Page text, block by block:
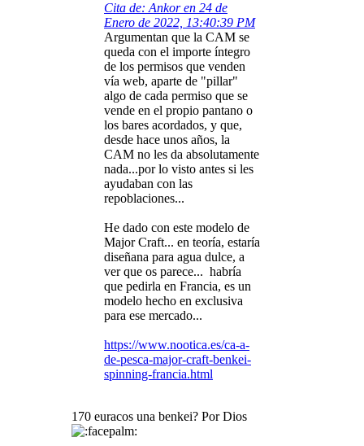
Cita de: Ankor en 24 de
Enero de 2022, 13:40:39 PM
Argumentan que la CAM se
queda con el importe íntegro
de los permisos que venden
vía web, aparte de "pillar"
algo de cada permiso que se
vende en el propio pantano o
los bares acordados, y que,
desde hace unos años, la
CAM no les da absolutamente
nada...por lo visto antes si les
ayudaban con las
repoblaciones...
He dado con este modelo de
Major Craft... en teoría, estaría
diseñana para agua dulce, a
ver que os parece... habría
que pedirla en Francia, es un
modelo hecho en exclusiva
para ese mercado...
https://www.nootica.es/ca-a-
de-pesca-major-craft-benkei-
spinning-francia.html
170 euracos una benkei? Por Dios